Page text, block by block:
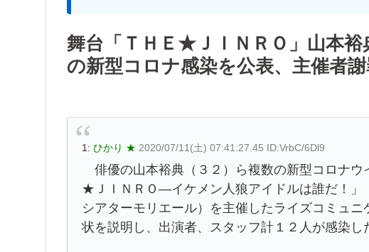
舞台「ＴＨＥ★ＪＩＮＲＯ」山本裕
の新型コロナ感染を公表、主催者
1: ひかり ★ 2020/07/11(土) 07:41:27.45 ID:VrbC/6Dl9
俳優の山本裕典（３２）ら複数の新型コロナウ
★ＪＩＮＲＯ―イケメン人狼アイドルは誰だ！」
シアターモリエール）を主催したライズコミュ
状を説明し、出演者、スタッフ計１２人が感染し